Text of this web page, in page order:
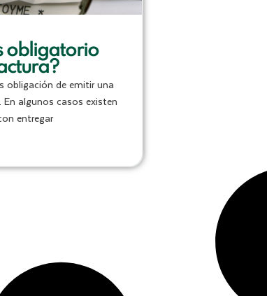
obligatorio
obligación de emitir una
algunos casos existen
entregar